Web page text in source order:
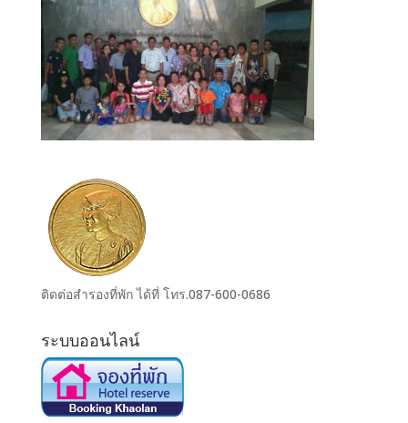
ติดต่อสำรองที่พัก ได้ที่ โทร.087-600-0686
ระบบออนไลน์